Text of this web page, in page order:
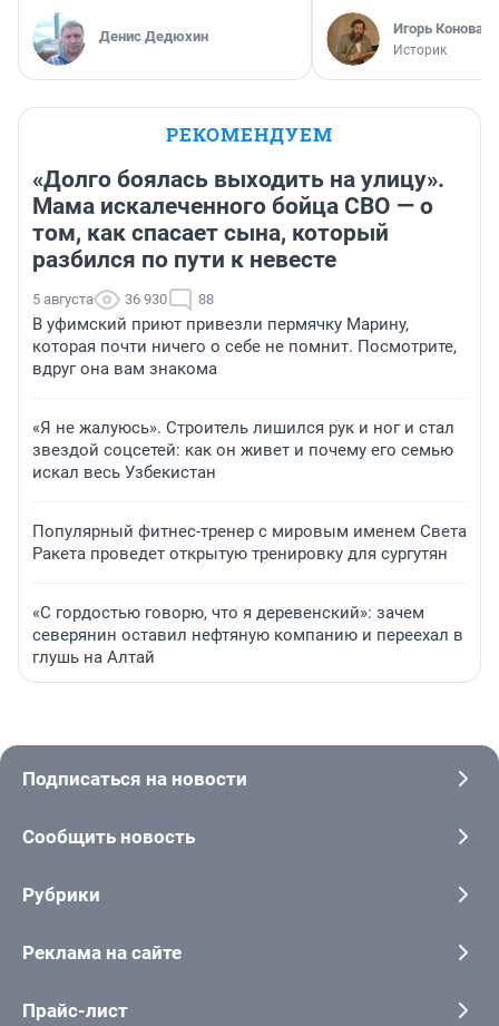
Денис Дедюхин Игорь
Историк
РЕКОМЕНДУЕМ
«Долго боялась выходить на улицу».
Мама искалеченного бойца СВО — о
том, как спасает сына, который
разбился по пути к невесте
5 августа 36 930 88
В уфимский приют привезли пермячку Марину,
которая почти ничего о себе не помнит. Посмотрите,
вдруг она вам знакома
«Я не жалуюсь». Строитель лишился рук и ног и стал
звездой соцсетей: как он живет и почему его семью
искал весь Узбекистан
Популярный фитнес-тренер с мировым именем Света
Ракета проведет открытую тренировку для сургутян
«С гордостью говорю, что я деревенский»: зачем
северянин оставил нефтяную компанию и переехал в
глушь на Алтай
Подписаться на новости
Сообщить новость
Рубрики
Реклама на сайте
Прайс-лист